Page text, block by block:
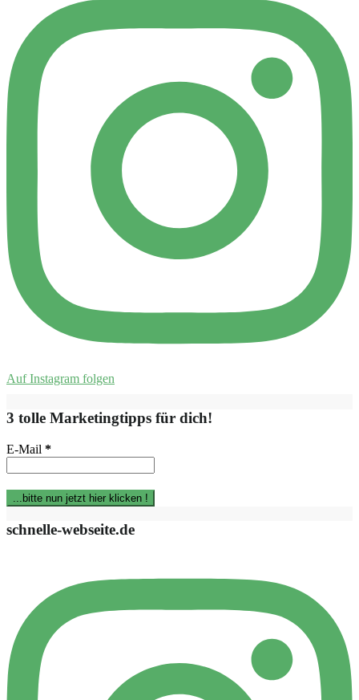
Auf Instagram folgen
3 tolle Marketingtipps für dich!
E-Mail *
schnelle-webseite.de